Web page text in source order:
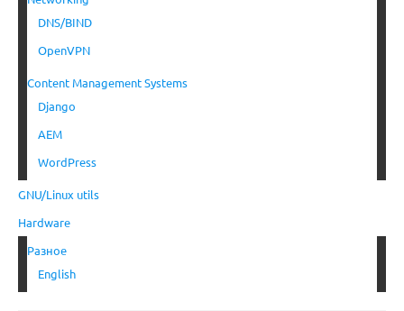
DNS/BIND
OpenVPN
Content Management Systems
Django
AEM
WordPress
GNU/Linux utils
Hardware
Разное
English